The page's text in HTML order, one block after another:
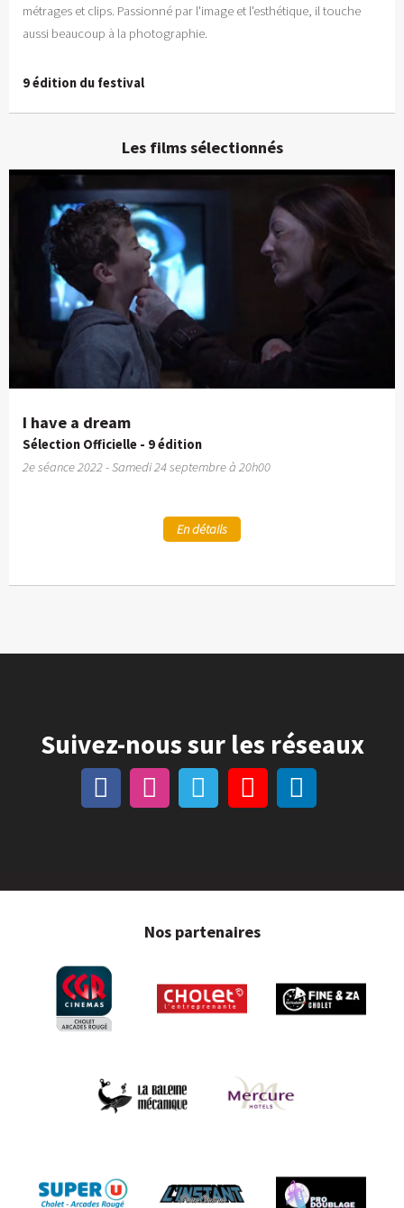
métrages et clips. Passionné par l'image et l'esthétique, il touche
aussi beaucoup à la photographie.
9 édition du festival
Les films sélectionnés
I have a dream
Sélection Officielle - 9 édition
2e séance 2022 - Samedi 24 septembre à 20h00
En détails
Suivez-nous sur les réseaux
Nos partenaires